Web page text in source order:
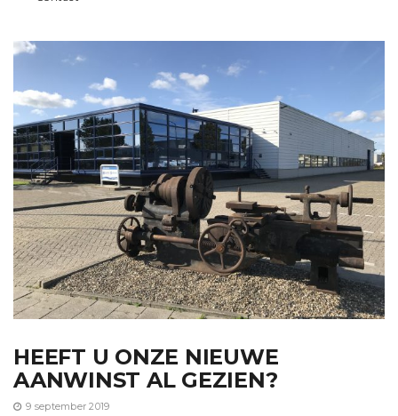
HEEFT U ONZE NIEUWE
AANWINST AL GEZIEN?
9 september 2019